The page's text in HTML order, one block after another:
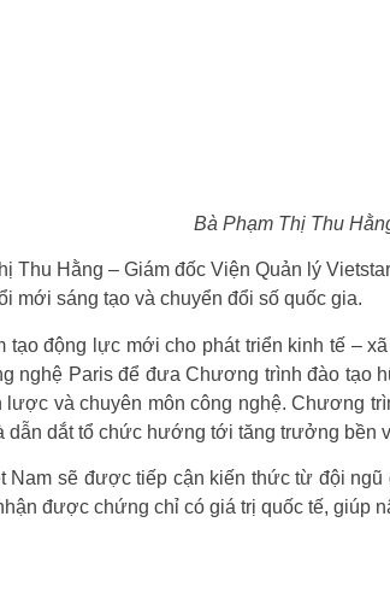
Bà Phạm Thị Thu
Thu Hằng – Giám đốc Viện Quản lý
mới sáng tạo và chuyển đổi số quốc gia.
tạo động lực mới cho phát triển kinh tế –
nghệ Paris để đưa Chương trình đào tạo
lược và chuyên môn công nghệ. Chương
dẫn dắt tổ chức hướng tới tăng trưởng bền
Nam sẽ được tiếp cận kiến thức từ đội
được chứng chỉ có giá trị quốc tế, giúp